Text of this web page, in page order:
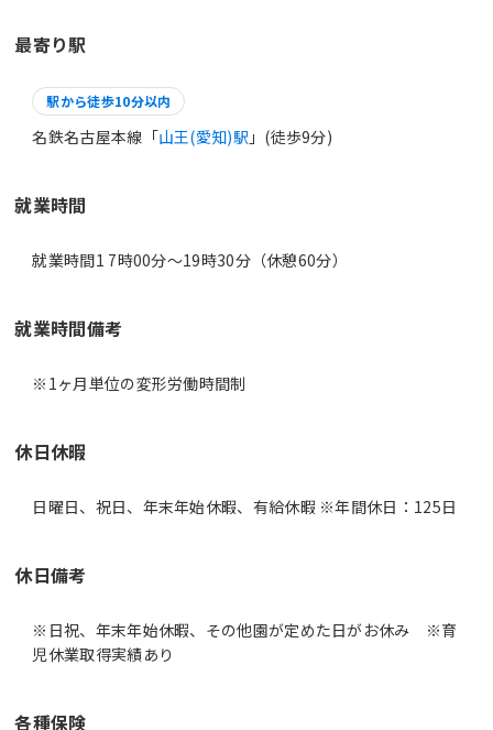
最寄り駅
駅から徒歩10分以内
名鉄名古屋本線「山王(愛知)駅 」(徒歩9分)
就業時間
就業時間1 7時00分〜19時30分（休憩60分）
就業時間備考
休日休暇
日曜日、祝日、年末年始休暇、有給休暇 ※年間休日：125日
休日備考
※日祝、年末年始休暇、その他園が定めた日がお休み ※育
児休業取得実績あり
各種保険